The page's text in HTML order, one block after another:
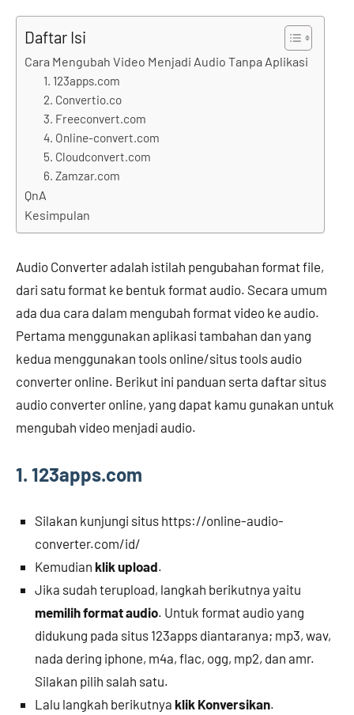
Daftar Isi
Cara Mengubah Video Menjadi Audio Tanpa Aplikasi
1. 123apps.com
2. Convertio.co
3. Freeconvert.com
4. Online-convert.com
5. Cloudconvert.com
6. Zamzar.com
QnA
Kesimpulan
Audio Converter adalah istilah pengubahan format file,
dari satu format ke bentuk format audio. Secara umum
ada dua cara dalam mengubah format video ke audio.
Pertama menggunakan aplikasi tambahan dan yang
kedua menggunakan tools online/situs tools audio
converter online. Berikut ini panduan serta daftar situs
audio converter online, yang dapat kamu gunakan untuk
mengubah video menjadi audio.
1. 123apps.com
Silakan kunjungi situs https://online-audio-
converter.com/id/
Kemudian klik upload.
Jika sudah terupload, langkah berikutnya yaitu
memilih format audio. Untuk format audio yang
didukung pada situs 123apps diantaranya; mp3, wav,
nada dering iphone, m4a, flac, ogg, mp2, dan amr.
Silakan pilih salah satu.
Lalu langkah berikutnya klik Konversikan.